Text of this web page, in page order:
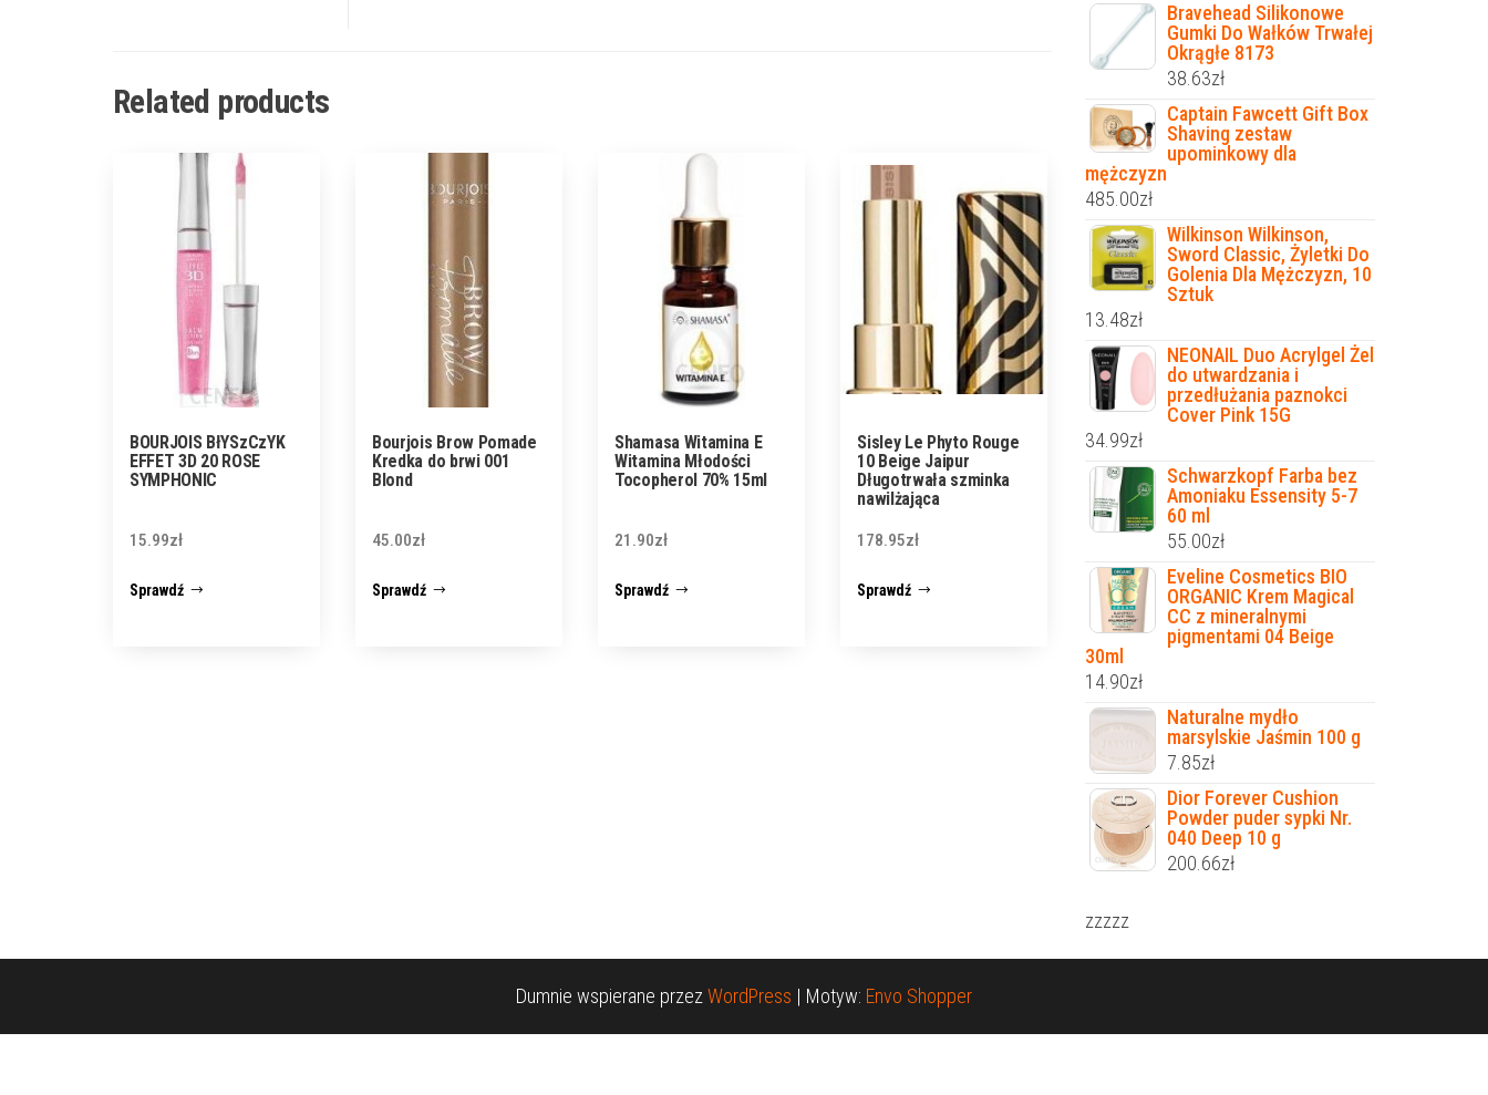
Related products
BOURJOIS BłYSzCzYK
EFFET 3D 20 ROSE
SYMPHONIC
15.99zł
Sprawdź
Bourjois Brow Pomade
Kredka do brwi 001
Blond
45.00zł
Sprawdź
Shamasa Witamina E
Witamina Młodości
Tocopherol 70% 15ml
21.90zł
Sprawdź
Sisley Le Phyto Rouge
10 Beige Jaipur
Długotrwała szminka
nawilżająca
178.95zł
Sprawdź
Bravehead Silikonowe
Gumki Do Wałków Trwałej
Okrągłe 8173
38.63zł
Captain Fawcett Gift Box
Shaving zestaw
upominkowy dla
mężczyzn
485.00zł
Wilkinson Wilkinson,
Sword Classic, Żyletki Do
Golenia Dla Mężczyzn, 10
Sztuk
13.48zł
NEONAIL Duo Acrylgel Żel
do utwardzania i
przedłużania paznokci
Cover Pink 15G
34.99zł
Schwarzkopf Farba bez
Amoniaku Essensity 5-7
60 ml
55.00zł
Eveline Cosmetics BIO
ORGANIC Krem Magical
CC z mineralnymi
pigmentami 04 Beige
30ml
14.90zł
Naturalne mydło
marsylskie Jaśmin 100 g
7.85zł
Dior Forever Cushion
Powder puder sypki Nr.
040 Deep 10 g
200.66zł
zzzzz
Dumnie wspierane przezWordPress | Motyw: Envo Shopper